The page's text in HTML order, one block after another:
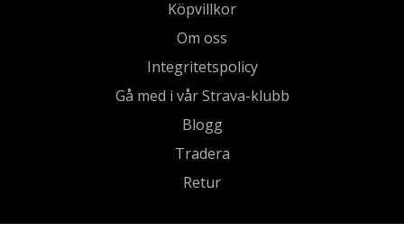
Köpvillkor
Om oss
Integritetspolicy
Gå med i vår Strava-klubb
Blogg
Tradera
Retur